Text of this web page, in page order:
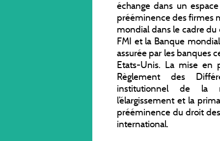
échange dans un
prééminence des firmes
mondial dans le cadre
FMI et la Banque
assurée par les banques
Etats-Unis. La mise en
Règlement des
institutionnel de la
l’élargissement et la
prééminence du droit
international.